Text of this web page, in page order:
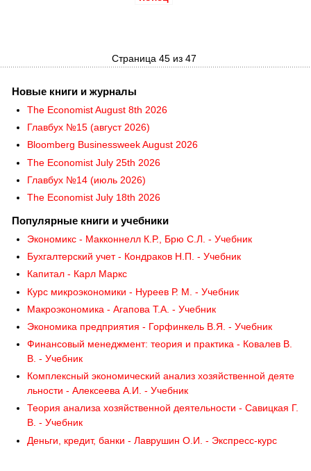
Страница 45 из 47
Новые книги и журналы
The Economist August 8th 2026
Главбух №15 (август 2026)
Bloomberg Businessweek August 2026
The Economist July 25th 2026
Главбух №14 (июль 2026)
The Economist July 18th 2026
Популярные книги и учебники
Экономикс - Макконнелл К.Р., Брю С.Л. - Учебник
Бухгалтерский учет - Кондраков Н.П. - Учебник
Капитал - Карл Маркс
Курс микроэкономики - Нуреев Р. М. - Учебник
Макроэкономика - Агапова Т.А. - Учебник
Экономика предприятия - Горфинкель В.Я. - Учебник
Финансовый менеджмент: теория и практика - Ковалев В.
В. - Учебник
Комплексный экономический анализ хозяйственной деяте
льности - Алексеева А.И. - Учебник
Теория анализа хозяйственной деятельности - Савицкая Г.
В. - Учебник
Деньги, кредит, банки - Лаврушин О.И. - Экспресс-курс